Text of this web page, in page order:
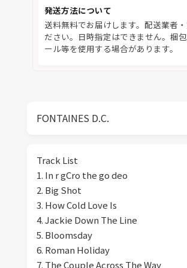
発送方法について
送料無料でお届けします。配送業者
ださい。日時指定はできません。梱
ール等を使用する場合があります。
FONTAINES D.C.
Track List
1. In r gCro the go deo
2. Big Shot
3. How Cold Love Is
4. Jackie Down The Line
5. Bloomsday
6. Roman Holiday
7. The Couple Across The Way